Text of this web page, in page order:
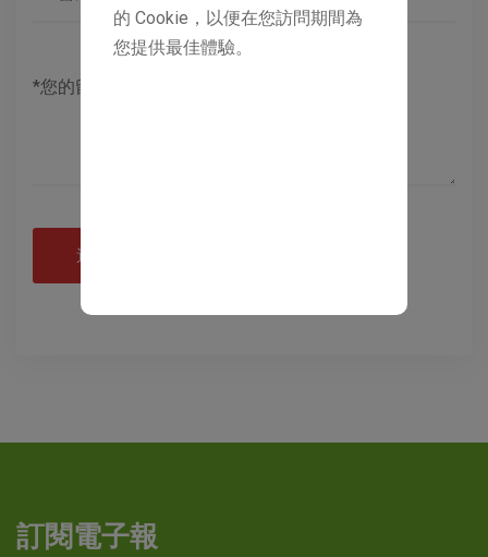
的 Cookie，以便在您訪問期間為
您提供最佳體驗。
送出諮詢
訂閱電子報